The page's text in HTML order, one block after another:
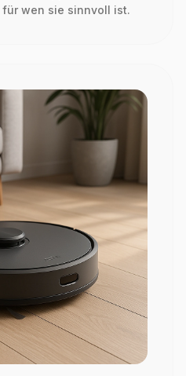
wen sie sinnvoll ist.